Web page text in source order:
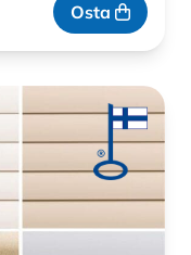
Osta